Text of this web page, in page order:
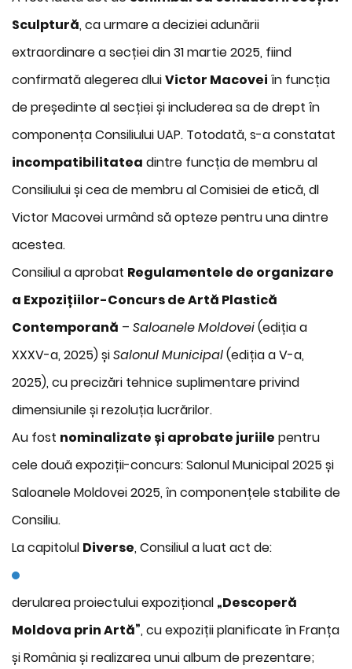
Sculptură, ca urmare a deciziei adunării
extraordinare a secției din 31 martie 2025, fiind
confirmată alegerea dluiVictor Macovei în funcția
de președinte al secției și includerea sa de drept în
componența Consiliului UAP. Totodată, s-a constatat
incompatibilitatea dintre funcția de membru al
Consiliului și cea de membru al Comisiei de etică, dl
Victor Macovei urmând să opteze pentru una dintre
acestea.
Consiliul a aprobat Regulamentele de organizare
a Expozițiilor-Concurs de Artă Plastică
Contemporană – Saloanele Moldovei(ediția a
XXXV-a, 2025) șiSalonul Municipal(ediția a V-a,
2025), cu precizări tehnice suplimentare privind
dimensiunile și rezoluția lucrărilor.
Au fost nominalizate și aprobate juriile pentru
cele două expoziții-concurs: Salonul Municipal 2025 și
Saloanele Moldovei 2025, în componențele stabilite de
Consiliu.
La capitolul Diverse, Consiliul a luat act de:
derularea proiectului expozițional „Descoperă
Moldova prin Artă”, cu expoziții planificate în Franța
și România și realizarea unui album de prezentare;